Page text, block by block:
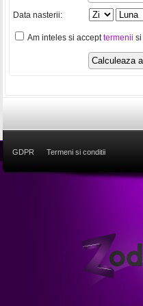
Data nasterii:
Am inteles si accepttermenii si
GDPR Termeni si conditii